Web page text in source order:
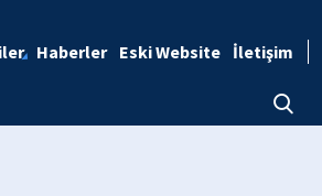
Haberler Eski Website İletişim